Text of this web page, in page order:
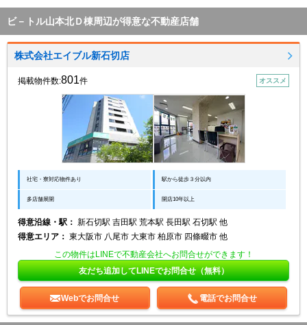
ビ－トル山本北Ｄ棟周辺が得意な不動産店舗
株式会社エイブル新石切店
掲載物件数:801件 オススメ
社宅・寮対応物件あり 駅から徒歩３分以内
多店舗展開 開店10年以上
得意沿線・駅： 新石切駅 吉田駅 荒本駅 長田駅 石切駅 他
得意エリア： 東大阪市 八尾市 大東市 柏原市 四條畷市 他
この物件はLINEで不動産会社へお問合せができます！
友だち追加してLINEでお問合せ（無料）
Webでお問合せ 電話でお問合せ